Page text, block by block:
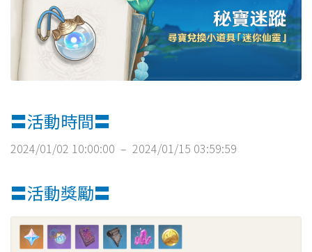
〓活動時間〓
2024/01/02 10:00:00 – 2024/01/15 03:59:59
〓活動獎勵〓